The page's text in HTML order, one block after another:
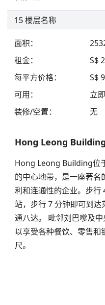
15 楼层名称
面积：
租金：
S$
每平方价格：
S$
可用：
立即
装修/空置： 无
Hong Leong Building
Hong Leong Building位
的中心地带，是一座著
利和连通性的企业。步行
站，步行 7 分钟即可到
通八达。 毗邻刘巴嗲及
以享受各种餐饮、零售
尺。